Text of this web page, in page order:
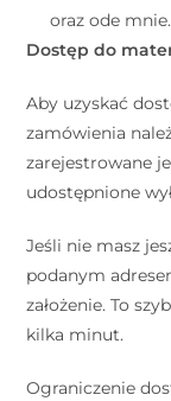
oraz ode mnie.
Dostęp do
Aby uzyskać
zamówienia
zarejestrowane
udostępnione
Jeśli nie masz
podanym
założenie. To
kilka minut.
Ograniczenie